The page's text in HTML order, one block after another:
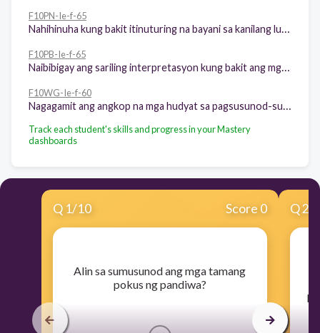
F10PN-Ie-f-65
Nahihinuha kung bakit itinuturing na bayani sa kanilang lugar at kapanahunan ang piling tauhan sa epiko batay sa napakinggang usapan/ diyalogo
F10PB-Ie-f-65
Naibibigay ang sariling interpretasyon kung bakit ang mga suliranin ay ipinararanas ng may-akda sa pangunahing tauhan ng epiko
F10WG-Ie-f-60
Nagagamit ang angkop na mga hudyat sa pagsusunod-sunod ng mga pangyayari
Track each student's skills and progress in your Mastery
dashboards
Q 1/10 Score 0
​Alin sa sumusunod ang mga tamang
pokus ng pandiwa?
Q2